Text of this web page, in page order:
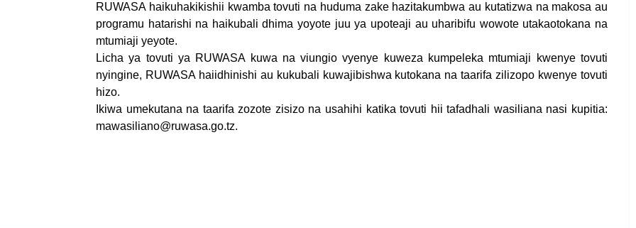
RUWASA haikuhakikishii kwamba tovuti na huduma zake hazitakumbwa au kutatizwa na makosa au
programu hatarishi na haikubali dhima yoyote juu ya upoteaji au uharibifu wowote utakaotokana na
mtumiaji yeyote.
Licha ya tovuti ya RUWASA kuwa na viungio vyenye kuweza kumpeleka mtumiaji kwenye tovuti
nyingine, RUWASA haiidhinishi au kukubali kuwajibishwa kutokana na taarifa zilizopo kwenye tovuti
hizo.
Ikiwa umekutana na taarifa zozote zisizo na usahihi katika tovuti hii tafadhali wasiliana nasi kupitia:
mawasiliano@ruwasa.go.tz.